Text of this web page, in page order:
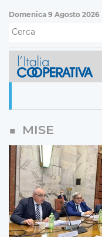
Domenica 9 Agosto 2026
MISE